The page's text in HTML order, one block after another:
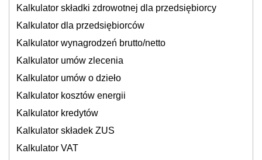
Kalkulator składki zdrowotnej dla przedsiębiorcy
Kalkulator dla przedsiębiorców
Kalkulator wynagrodzeń brutto/netto
Kalkulator umów zlecenia
Kalkulator umów o dzieło
Kalkulator kosztów energii
Kalkulator kredytów
Kalkulator składek ZUS
Kalkulator VAT